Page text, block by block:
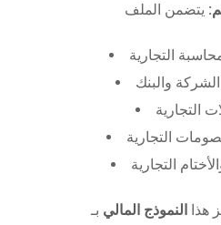
التجارية
والبنك
التجارية
التجارية
التجارية
هذا النموذج المالي